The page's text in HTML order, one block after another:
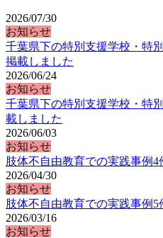
2026/07/30
お知らせ
千葉県下の特別支援学校・特
掲載しました
2026/06/24
お知らせ
千葉県下の特別支援学校・特
載しました
2026/06/03
お知らせ
肢体不自由教育での実践事例4
2026/04/30
お知らせ
肢体不自由教育での実践事例5
2026/03/16
お知らせ